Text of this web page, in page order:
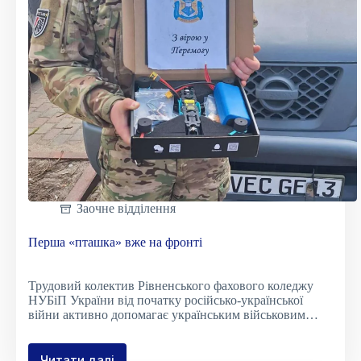
Заочне відділення
Перша «пташка» вже на фронті
Трудовий колектив Рівненського фахового коледжу
НУБіП України від початку російсько-української
війни активно допомагає українським військовим…